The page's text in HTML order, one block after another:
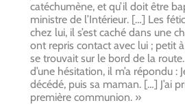
catéchumène, et qu’il doit être
ministre de l’Intérieur. […] Les
chez lui, il s’est caché dans une
ont repris contact avec lui ; petit
se trouvait sur le bord de la
d’une hésitation, il m’a répondu
décédé, puis sa maman. […] J’ai
première communion. »